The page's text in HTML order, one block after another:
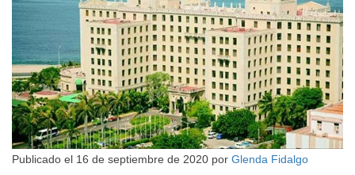
Publicado el 16 de septiembre de 2020 por Glenda Fidalgo